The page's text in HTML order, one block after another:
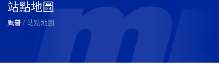
站點地圖
鷹普/ 站點地圖